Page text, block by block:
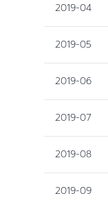
2019-04
2019-05
2019-06
2019-07
2019-08
2019-09